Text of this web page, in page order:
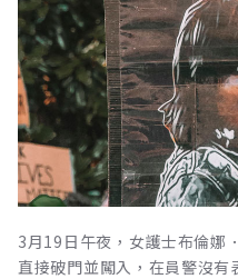
3月19日午夜，女護士布倫娜
直接破門並闖入，在員警沒